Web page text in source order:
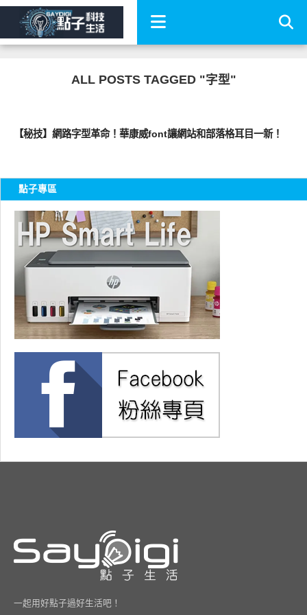
ALL POSTS TAGGED "字型"
【秘技】網路字型革命！華康威font讓網站和部落格耳目一新！
點子專區
一起用好點子過好生活吧！